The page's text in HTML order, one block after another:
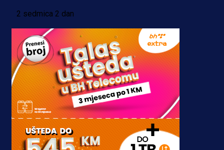
2 sedmica 2 dan